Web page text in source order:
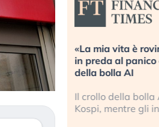
«La mia vita è rovinata».
in preda al panico dopo lo
della bolla AI
Il crollo della bolla AI
Kospi, mentre gli investitori